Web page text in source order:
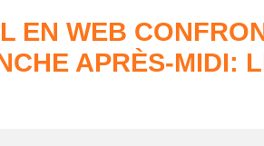
EN WEB
APRÈS-MIDI: